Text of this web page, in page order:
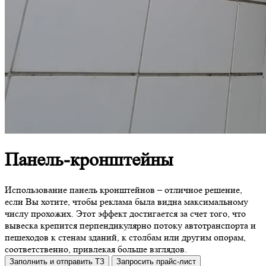
Панель-кронштейны
Использование панель кронштейнов – отличное решение,
если Вы хотите, чтобы реклама была видна максимальному
числу прохожих. Этот эффект достигается за счет того, что
вывеска крепится перпендикулярно потоку автотранспорта и
пешеходов к стенам зданий, к столбам или другим опорам,
соответственно, привлекая больше взглядов.
Заполнить и отправить ТЗ Запросить прайс-лист